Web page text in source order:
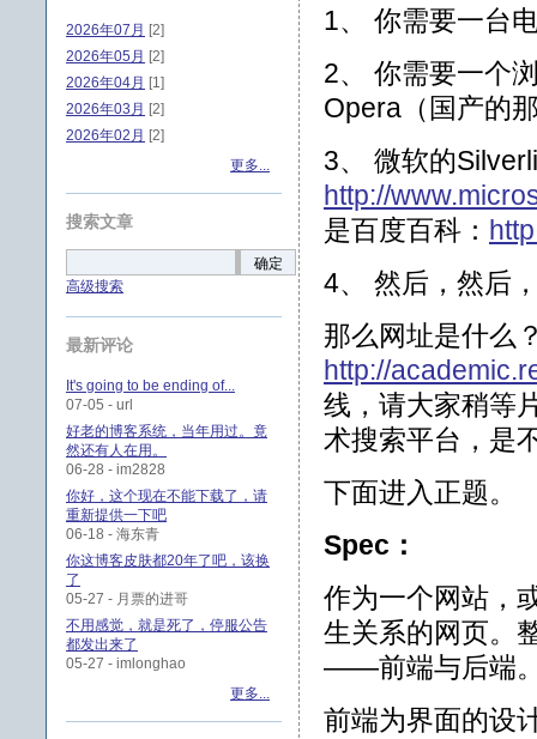
1、 你需要一台
2、 你需要一个
Opera（国产的
3、 微软的
http://
是百度百科：
4、 然后，然后
那么网址是什么
http://
线，请大家稍等
术搜索平台，是
下面进入正题。
Spec ：
作为一个网站，
生关系的网页。
——前端与后端
前端为界面的设
2026年07月 [2]
2026年05月 [2]
2026年04月 [1]
2026年03月 [2]
2026年02月 [2]
更多...
搜索文章
确定
高级搜索
最新评论
It's going to be ending of...
07-05 - url
好老的博客系统，当年用过。竟
然还有人在用。
06-28 - im2828
你好，这个现在不能下载了，请
重新提供一下吧
06-18 - 海东青
你这博客皮肤都20年了吧，该换
了
05-27 - 月票的进哥
不用感觉，就是死了，停服公告
都发出来了
05-27 - imlonghao
更多...